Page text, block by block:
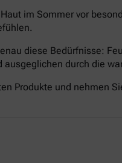
im Sommer vor
diese Bedürfnisse:
durch die
Produkte und nehmen